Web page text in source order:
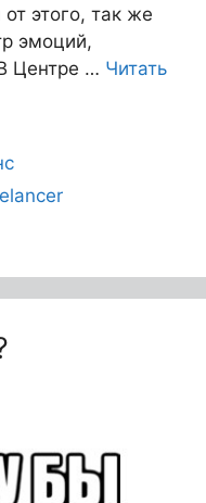
этого, так же
эмоций,
Центре … Читать